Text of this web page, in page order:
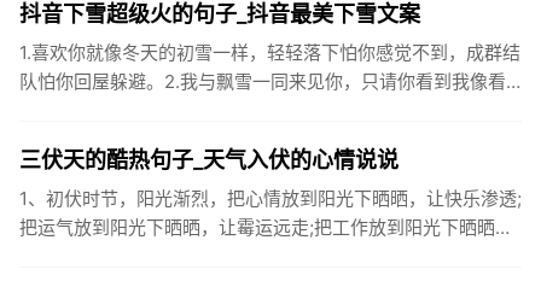
抖音下雪超级火的句子_抖音最美下雪文案
1.喜欢你就像冬天的初雪一样，轻轻落下怕你感觉不到，成群结
队怕你回屋躲避。2.我与飘雪一同来见你，只请你看到我像看
三伏天的酷热句子_天气入伏的心情说说
1、初伏时节，阳光渐烈，把心情放到阳光下晒晒，让快乐渗透;
把运气放到阳光下晒晒，让霉运远走;把工作放到阳光下晒晒，